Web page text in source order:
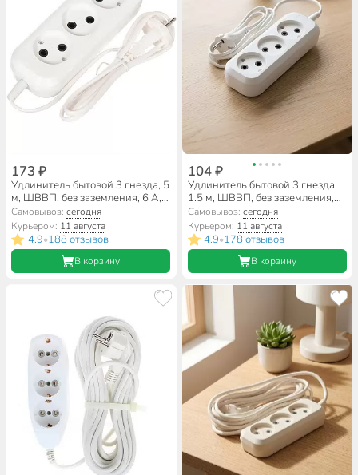
173 ₽
Удлинитель бытовой 3 гнезда, 5
м, ШВВП, без заземления, 6 А,
Обиход, РС-3, 150-505
Самовывоз:сегодня
Курьером: 11 августа
4.9•188 отзывов
В корзину
104 ₽
Удлинитель бытовой 3 гнезда,
1.5 м, ШВВП, без заземления,
Jett, Обиход РС-3, 150-501
Самовывоз: сегодня
Курьером: 11 августа
4.9•178 отзывов
В корзину